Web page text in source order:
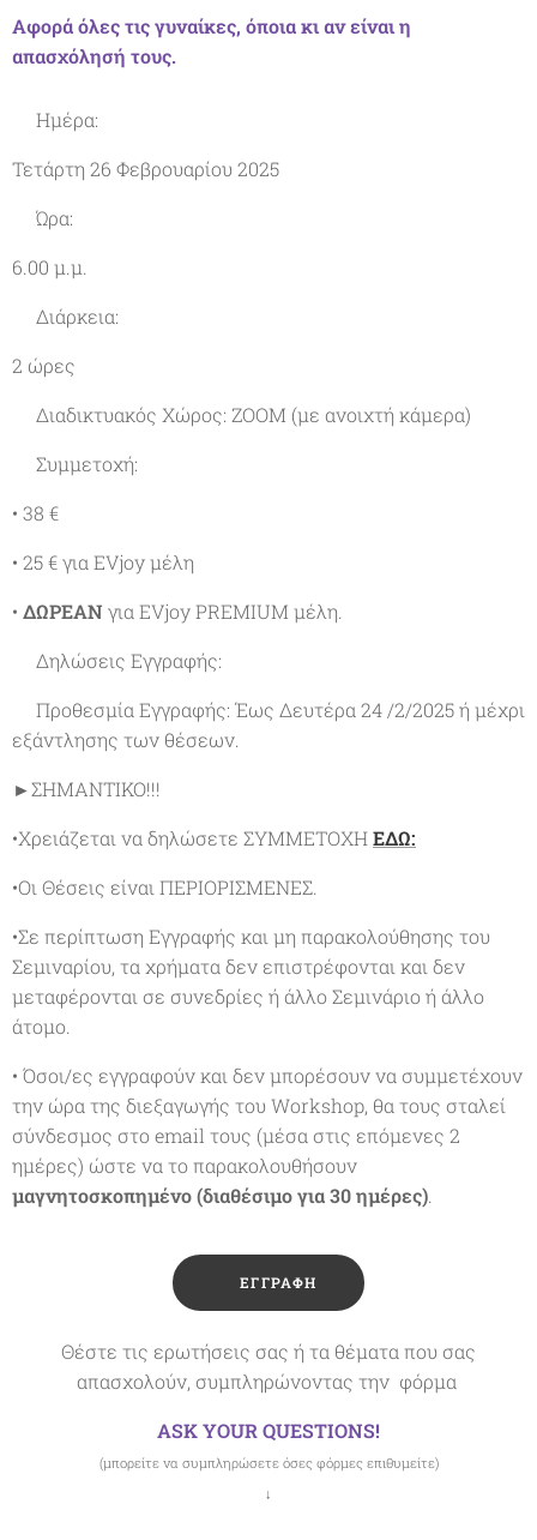
Αφορά όλες τις γυναίκες, όποια κι αν είναι η
απασχόλησή τους.
✔️Ημέρα:
Τετάρτη 26 Φεβρουαρίου 2025
✔Ώρα:
6.00 μ.μ.
✔Διάρκεια:
2 ώρες
✔Διαδικτυακός Χώρος: ΖΟΟΜ (με ανοιχτή κάμερα)
✔Συμμετοχή:
• 38 €
• 25 € για EVjoy μέλη
• ΔΩΡΕΑΝ για EVjoy PREMIUM μέλη.
✔Δηλώσεις Εγγραφής:
✔Προθεσμία Εγγραφής: Έως Δευτέρα 24 /2/2025 ή μέχρι
εξάντλησης των θέσεων.
►ΣΗΜΑΝΤΙΚΟ!!!
•Χρειάζεται να δηλώσετε ΣΥΜΜΕΤΟΧΗΕΔΩ:
•Οι Θέσεις είναι ΠΕΡΙΟΡΙΣΜΕΝΕΣ.
•Σε περίπτωση Εγγραφής και μη παρακολούθησης του
Σεμιναρίου, τα χρήματα δεν επιστρέφονται και δεν
μεταφέρονται σε συνεδρίες ή άλλο Σεμινάριο ή άλλο
άτομο.
• Όσοι/ες εγγραφούν και δεν μπορέσουν να συμμετέχουν
την ώρα της διεξαγωγής του Workshop, θα τους σταλεί
σύνδεσμος στο email τους (μέσα στις επόμενες 2
ημέρες) ώστε να το παρακολουθήσουν
μαγνητοσκοπημένο (διαθέσιμο για 30 ημέρες).
🟪 ΕΓΓΡΑΦΗ
Θέστε τις ερωτήσεις σας ή τα θέματα που σας
απασχολούν, συμπληρώνοντας την φόρμα
ASK YOUR QUESTIONS!
(μπορείτε να συμπληρώσετε όσες φόρμες επιθυμείτε)
↓